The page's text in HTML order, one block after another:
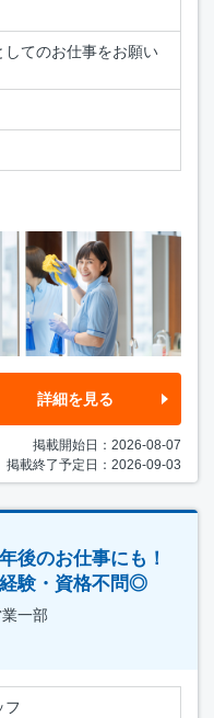
てのお仕事をお願い
詳細を見る
掲載開始日：2026-08-07
掲載終了予定日：2026-09-03
後のお仕事にも！
経験・資格不問◎
一部
フ